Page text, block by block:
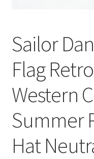
Sailor
Flag
Western
Summer
Hat